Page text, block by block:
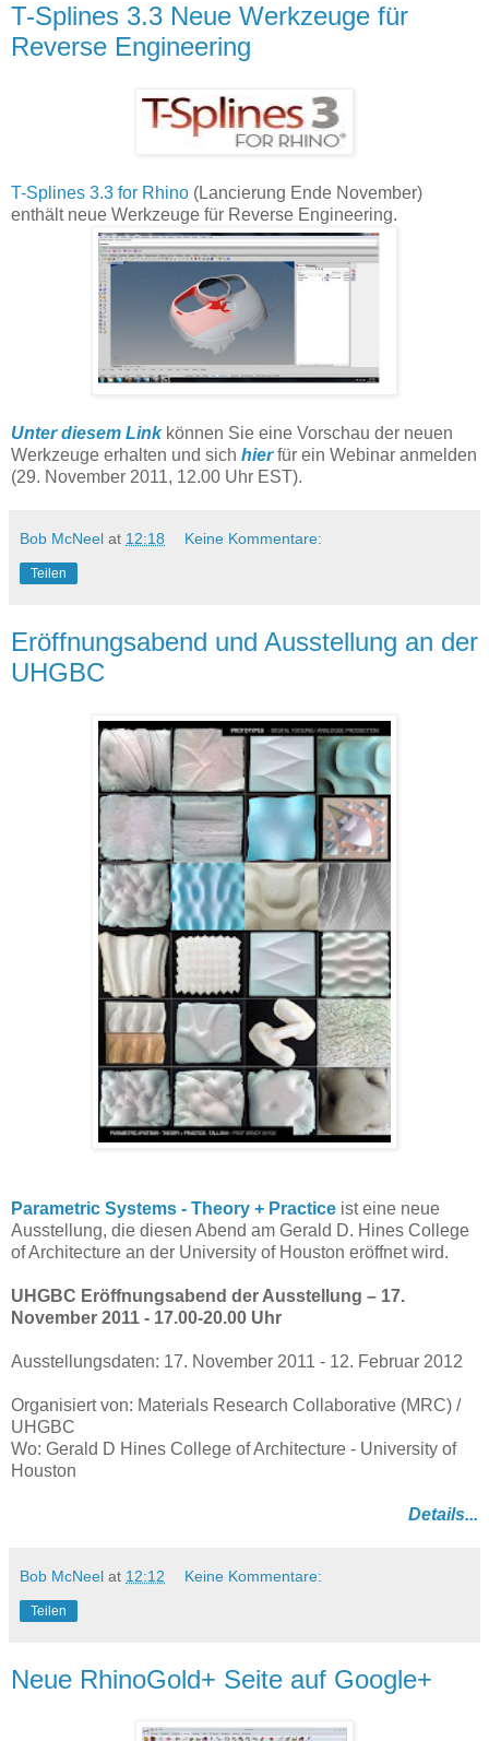
T-Splines 3.3 Neue Werkzeuge für
Reverse Engineering
T-Splines 3.3 for Rhino (Lancierung Ende November)
enthält neue Werkzeuge für Reverse Engineering.
Unter diesem Linkkönnen Sie eine Vorschau der neuen
Werkzeuge erhalten und sich hierfür ein Webinar anmelden
(29. November 2011, 12.00 Uhr EST).
Bob McNeel at 12:18 Keine Kommentare:
Teilen
Eröffnungsabend und Ausstellung an der
UHGBC
Parametric Systems - Theory + Practice ist eine neue
Ausstellung, die diesen Abend am Gerald D. Hines College
of Architecture an der University of Houston eröffnet wird.
UHGBC Eröffnungsabend der Ausstellung – 17.
November 2011 - 17.00-20.00 Uhr
Ausstellungsdaten: 17. November 2011 - 12. Februar 2012
Organisiert von: Materials Research Collaborative (MRC) /
UHGBC
Wo: Gerald D Hines College of Architecture - University of
Houston
Details...
Bob McNeel at 12:12 Keine Kommentare:
Teilen
Neue RhinoGold+ Seite auf Google+